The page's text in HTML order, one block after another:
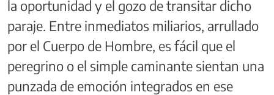
la oportunidad y el gozo de transitar dicho
paraje. Entre inmediatos miliarios, arrullado
por el Cuerpo de Hombre, es fácil que el
peregrino o el simple caminante sientan una
punzada de emoción integrados en ese